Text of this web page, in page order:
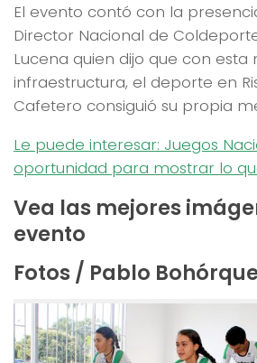
El evento contó con la
Director Nacional de
Lucena quien dijo que con esta
infraestructura, el deporte en
Cafetero consiguió su propia
Le puede interesar: Juegos
oportunidad para mostrar lo
Vea las mejores
evento
Fotos / Pablo